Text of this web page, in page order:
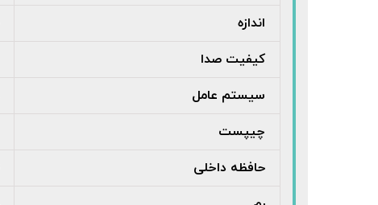
اندازه
کیفیت صدا
سیستم عامل
چیپست
حافظه داخلی